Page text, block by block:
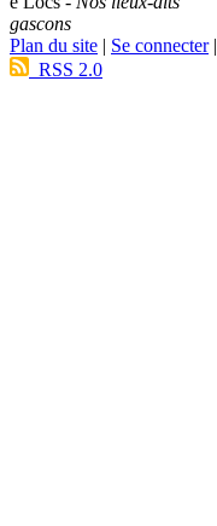
gascons
Plan du site | Se connecter|
RSS 2.0